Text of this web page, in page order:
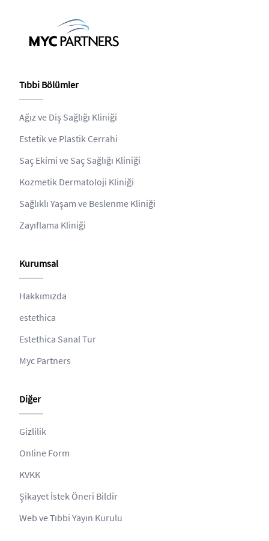
Tıbbi Bölümler
Ağız ve Diş Sağlığı Kliniği
Estetik ve Plastik Cerrahi
Saç Ekimi ve Saç Sağlığı Kliniği
Kozmetik Dermatoloji Kliniği
Sağlıklı Yaşam ve Beslenme Kliniği
Zayıflama Kliniği
Kurumsal
Hakkımızda
estethica
Estethica Sanal Tur
Myc Partners
Diğer
Gizlilik
Online Form
KVKK
Şikayet İstek Öneri Bildir
Web ve Tıbbi Yayın Kurulu